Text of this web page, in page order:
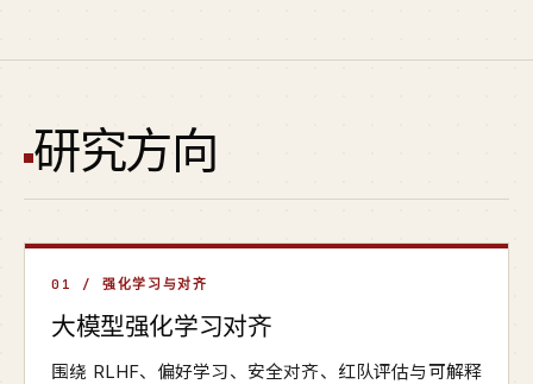
研究方向
01 / 强化学习与对齐
大模型强化学习对齐
围绕 RLHF、偏好学习、安全对齐、红队评估与可解释